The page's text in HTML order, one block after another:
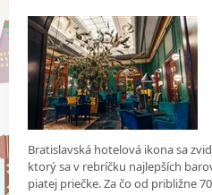
Bratislavská hotelová ikona sa
ktorý sa v rebríčku najlepších
piatej priečke. Za čo od približne